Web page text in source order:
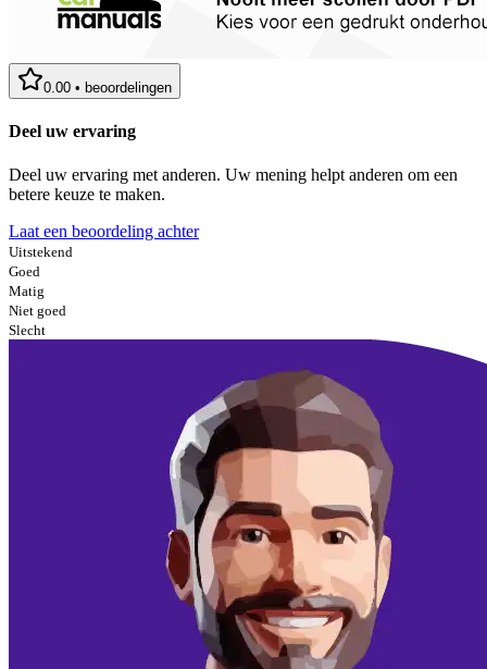
0.00 • beoordelingen
Deel uw ervaring
Deel uw ervaring met anderen. Uw mening helpt anderen om een
betere keuze te maken.
Laat een beoordeling achter
Uitstekend
Goed
Matig
Niet goed
Slecht